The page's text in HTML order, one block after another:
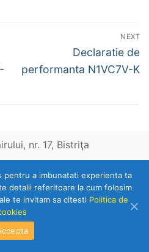
NEXT
Next
post:
Declaratie de
performanta N1VC7V-K
nr. 17, Bistriţa
236153
RCB Electro 97
a imbunatati experienta ta
detalii referitoare la cum folosim
te invitam sa citesti Politica de